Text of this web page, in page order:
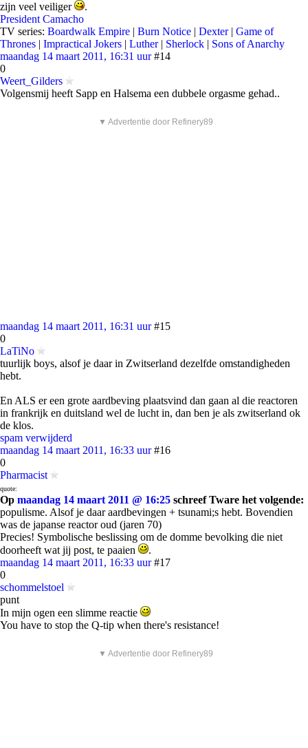
zijn veel veiliger
.
President Camacho
TV series: Boardwalk Empire | Burn Notice | Dexter| Game of
Thrones | Impractical Jokers | Luther| Sherlock | Sons of Anarchy
maandag 14 maart 2011, 16:31 uur #14
0
Weert_Gilders
Volgensmij heeft Sapp en Halsema een dubbele orgasme gehad..
▼ Advertentie door Refinery89
maandag 14 maart 2011, 16:31 uur #15
0
LaTiNo
tuurlijk boys, alsof je daar in Zwitserland dezelfde omstandigheden
hebt.
En ALS er een grote aardbeving plaatsvind dan gaan al die reactoren
in frankrijk en duitsland wel de lucht in, dan ben je als zwitserland ok
de klos.
spam verwijderd
maandag 14 maart 2011, 16:33 uur #16
0
Pharmacist
quote:
Op maandag 14 maart 2011 @ 16:25 schreef Tware het volgende:
populisme. Alsof je daar aardbevingen + tsunami;s hebt. Bovendien
was de japanse reactor oud (jaren 70)
Precies! Symbolische beslissing om de domme bevolking die niet
doorheeft wat jij post, te paaien
.
maandag 14 maart 2011, 16:33 uur #17
0
schommelstoel
punt
In mijn ogen een slimme reactie
You have to stop the Q-tip when there's resistance!
▼ Advertentie door Refinery89